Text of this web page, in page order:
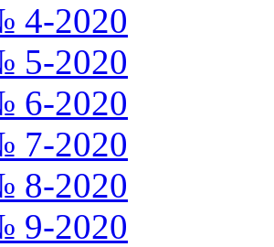
4-2020
5-2020
6-2020
7-2020
8-2020
9-2020